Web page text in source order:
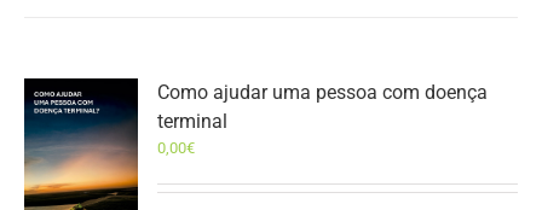
Como ajudar uma pessoa com doença
terminal
0,00€